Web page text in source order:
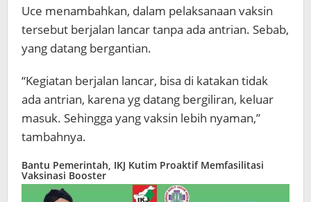
Uce menambahkan, dalam pelaksanaan vaksin
tersebut berjalan lancar tanpa ada antrian. Sebab,
yang datang bergantian.
“Kegiatan berjalan lancar, bisa di katakan tidak
ada antrian, karena yg datang bergiliran, keluar
masuk. Sehingga yang vaksin lebih nyaman,”
tambahnya.
Bantu Pemerintah, IKJ Kutim Proaktif Memfasilitasi
Vaksinasi Booster